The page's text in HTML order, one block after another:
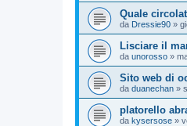
Quale
da Dressie90 »
Lisciare il
da unorosso »
Sito web di
da duanechan »
platorello
da kysersose »